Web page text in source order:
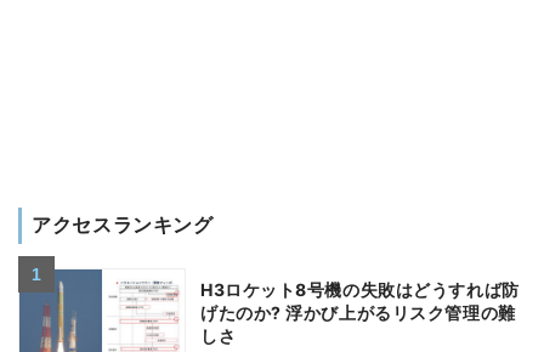
アクセスランキング
H3ロケット8号機の失敗はどうすれば防
げたのか? 浮かび上がるリスク管理の難
しさ